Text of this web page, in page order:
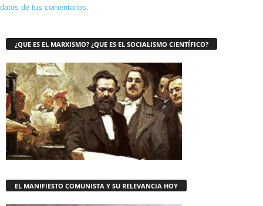
datos de tus comentarios.
¿QUE ES EL MARXISMO? ¿QUE ES EL SOCIALISMO CIENTÍFICO?
EL MANIFIESTO COMUNISTA Y SU RELEVANCIA HOY